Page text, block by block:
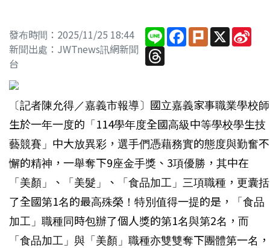
發布時間：2025/11/25 18:44
新聞出處：JWTnews訊網新聞
台
LineFacebook
PlurkX Sina
Threads
〔記者陳允得／嘉義市報導〕國立嘉義家事職業學校師
生於一年一度的「114學年度全國高級中等學校學生技
藝競賽」中大放異彩，選手們憑藉務實的態度與勤奮不
懈的精神，一舉奪下9座金手獎、3項優勝，其中在
「美顏」、「美髮」、「食品加工」三項職種，更囊括
了全國第1名的最高殊榮！特別值得一提的是，「食品
加工」職種同時包辦了個人獎的第1名與第2名，而
「食品加工」與「美顏」職種亦雙雙奪下團體第一名，